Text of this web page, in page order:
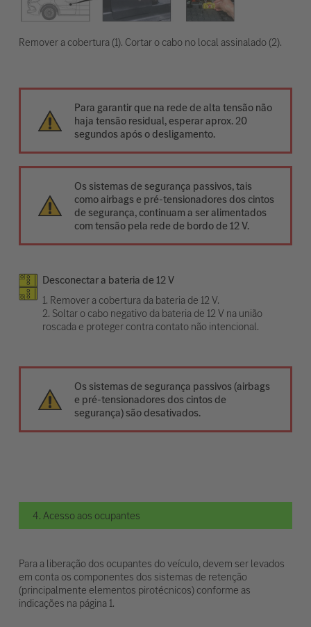
Remover a cobertura (1). Cortar o cabo no local assinalado (2).
Para garantir que na rede de alta tensão não
haja tensão residual, esperar aprox. 20
segundos após o desligamento.
Os sistemas de segurança passivos, tais
como airbags e pré-tensionadores dos cintos
de segurança, continuam a ser alimentados
com tensão pela rede de bordo de 12 V.
Desconectar a bateria de 12 V
1. Remover a cobertura da bateria de 12 V.
2. Soltar o cabo negativo da bateria de 12 V na união
roscada e proteger contra contato não intencional.
Os sistemas de segurança passivos (airbags
e pré-tensionadores dos cintos de
segurança) são desativados.
4. Acesso aos ocupantes
Para a liberação dos ocupantes do veículo, devem ser levados
em conta os componentes dos sistemas de retenção
(principalmente elementos pirotécnicos) conforme as
indicações na página 1.